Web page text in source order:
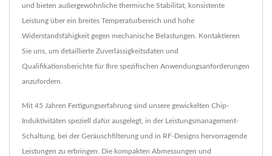
und bieten außergewöhnliche thermische Stabilität, konsistente
Leistung über ein breites Temperaturbereich und hohe
Widerstandsfähigkeit gegen mechanische Belastungen. Kontaktieren
Sie uns, um detaillierte Zuverlässigkeitsdaten und
Qualifikationsberichte für Ihre spezifischen Anwendungsanforderungen
anzufordern.
Mit 45 Jahren Fertigungserfahrung sind unsere gewickelten Chip-
Induktivitäten speziell dafür ausgelegt, in der Leistungsmanagement-
Schaltung, bei der Geräuschfilterung und in RF-Designs hervorragende
Leistungen zu erbringen. Die kompakten Abmessungen und